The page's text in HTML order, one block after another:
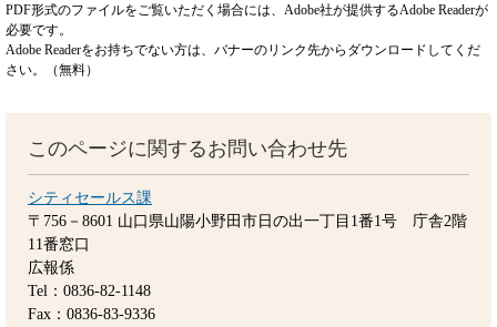
PDF形式のファイルをご覧いただく場合には、Adobe社が提供するAdobe Readerが
必要です。
Adobe Readerをお持ちでない方は、バナーのリンク先からダウンロードしてくだ
さい。（無料）
このページに関するお問い合わせ先
シティセールス課
〒756－8601 山口県山陽小野田市日の出一丁目1番1号 庁舎2階
11番窓口
広報係
Tel：0836-82-1148
Fax：0836-83-9336